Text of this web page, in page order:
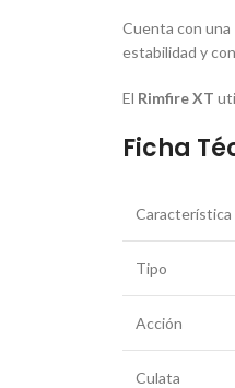
Cuenta con una
estabilidad y
El Rimfire XT
Ficha
Característica
Tipo
Acción
Culata